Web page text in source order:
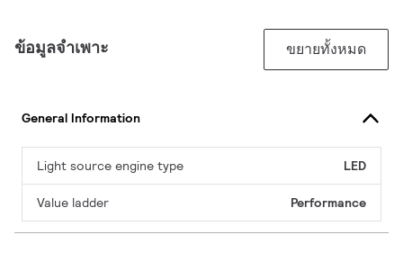
ข้อมูลจำเพาะ ขยายทั้งหมด
General Information
Light source engine type LED
Value ladder Performance